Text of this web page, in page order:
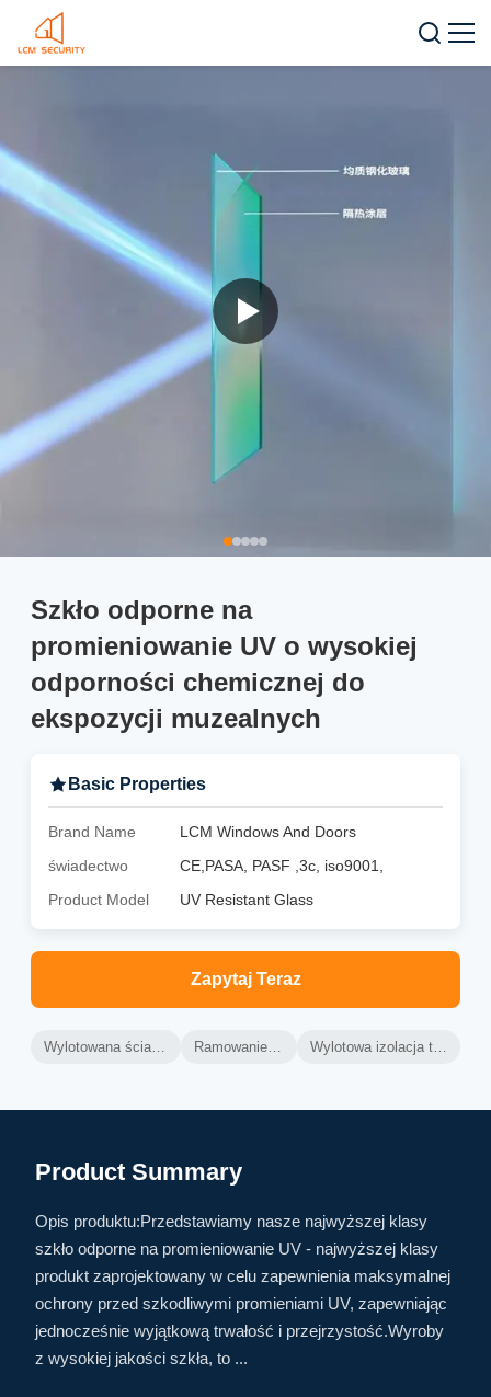
Szkło odporne na
promieniowanie UV o wysokiej
odporności chemicznej do
ekspozycji muzealnych
Basic Properties
Brand Name
LCM Windows And Doors
świadectwo
CE,PASA, PASF ,3c, iso9001,
Product Model
UV Resistant Glass
Zapytaj Teraz
Wylotowana ściana zasłonowa z aluminium Ramowanie ściany z aluminium Wylotowa izolacja termiczna ścian zasłonowych
Product Summary
Opis produktu:Przedstawiamy nasze najwyższej klasy
szkło odporne na promieniowanie UV - najwyższej klasy
produkt zaprojektowany w celu zapewnienia maksymalnej
ochrony przed szkodliwymi promieniami UV, zapewniając
jednocześnie wyjątkową trwałość i przejrzystość.Wyroby
z wysokiej jakości szkła, to ...